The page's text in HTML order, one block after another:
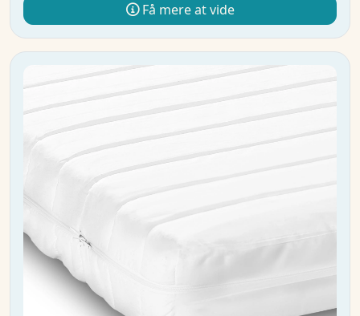
Få mere at vide